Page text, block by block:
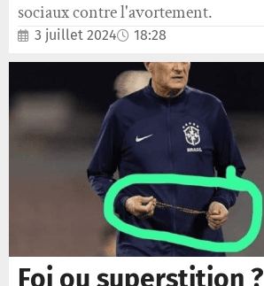
sociaux contre l'avortement.
3 juillet 2024 18:28
Foi ou superstition ?